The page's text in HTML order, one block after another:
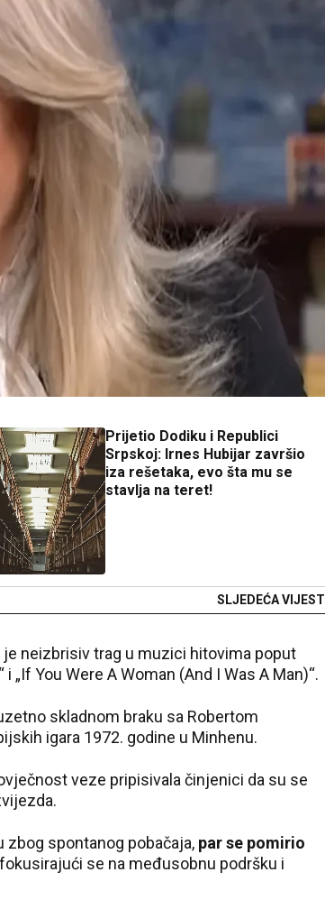
Prijetio Dodiku i Republici
Srpskoj: Irnes Hubijar završio
iza rešetaka, evo šta mu se
stavlja na teret!
SLJEDEĆA VIJEST
neizbrisiv trag u muzici hitovima poput
„If You Were A Woman (And I Was A Man)“.
skladnom braku sa Robertom
igara 1972. godine u Minhenu.
veze pripisivala činjenici da su se
spontanog pobačaja, par se pomirio
se na međusobnu podršku i